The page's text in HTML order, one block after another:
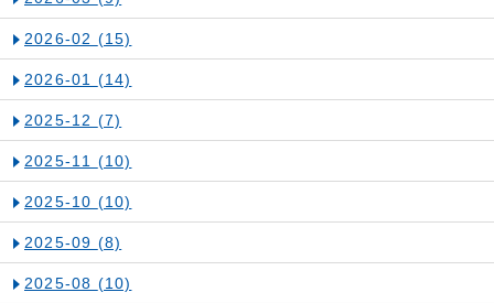
2026-02 (15)
2026-01 (14)
2025-12 (7)
2025-11 (10)
2025-10 (10)
2025-09 (8)
2025-08 (10)